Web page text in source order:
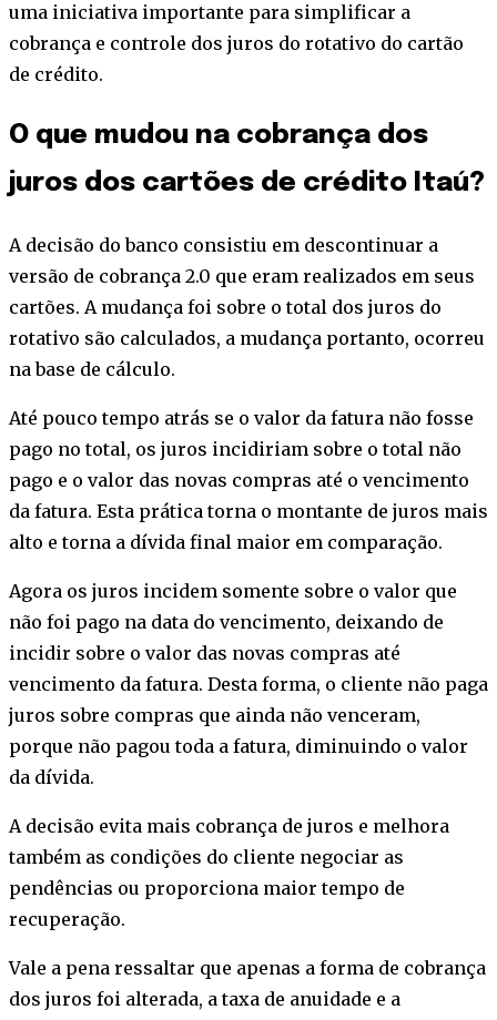
uma iniciativa importante para simplificar a
cobrança e controle dos juros do rotativo do cartão
de crédito.
O que mudou na cobrança dos
juros dos cartões de crédito Itaú?
A decisão do banco consistiu em descontinuar a
versão de cobrança 2.0 que eram realizados em seus
cartões. A mudança foi sobre o total dos juros do
rotativo são calculados, a mudança portanto, ocorreu
na base de cálculo.
Até pouco tempo atrás se o valor da fatura não fosse
pago no total, os juros incidiriam sobre o total não
pago e o valor das novas compras até o vencimento
da fatura. Esta prática torna o montante de juros mais
alto e torna a dívida final maior em comparação.
Agora os juros incidem somente sobre o valor que
não foi pago na data do vencimento, deixando de
incidir sobre o valor das novas compras até
vencimento da fatura. Desta forma, o cliente não paga
juros sobre compras que ainda não venceram,
porque não pagou toda a fatura, diminuindo o valor
da dívida.
A decisão evita mais cobrança de juros e melhora
também as condições do cliente negociar as
pendências ou proporciona maior tempo de
recuperação.
Vale a pena ressaltar que apenas a forma de cobrança
dos juros foi alterada, a taxa de anuidade e a